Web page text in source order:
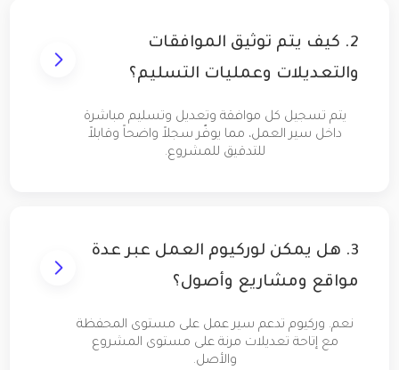
2. كيف يتم توثيق الموافقات
والتعديلات وعمليات التسليم؟
يتم تسجيل كل موافقة وتعديل وتسليم مباشرة
داخل سير العمل، مما يوفّر سجلاً واضحاً وقابلاً
للتدقيق للمشروع.
3. هل يمكن لوركيوم العمل عبر عدة
مواقع ومشاريع وأصول؟
نعم. وركيوم تدعم سير عمل على مستوى المحفظة
مع إتاحة تعديلات مرنة على مستوى المشروع
والأصل.